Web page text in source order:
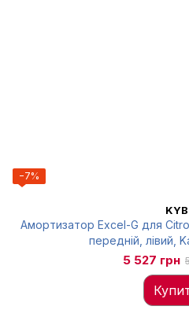
−7%
KYB
Амортизатор Excel-G для
передній, лівий,
5 527 грн